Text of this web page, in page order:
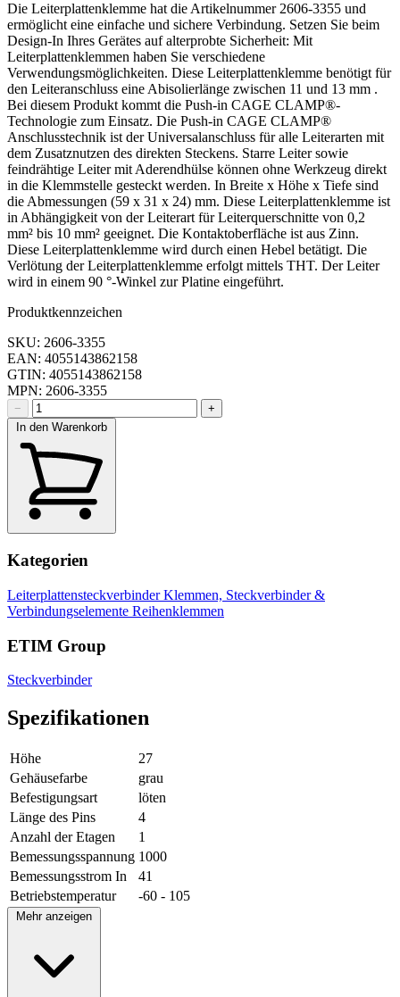
Die Leiterplattenklemme hat die Artikelnummer 2606-3355 und
ermöglicht eine einfache und sichere Verbindung. Setzen Sie beim
Design-In Ihres Gerätes auf alterprobte Sicherheit: Mit
Leiterplattenklemmen haben Sie verschiedene
Verwendungsmöglichkeiten. Diese Leiterplattenklemme benötigt für
den Leiteranschluss eine Abisolierlänge zwischen 11 und 13 mm .
Bei diesem Produkt kommt die Push-in CAGE CLAMP®-
Technologie zum Einsatz. Die Push-in CAGE CLAMP®
Anschlusstechnik ist der Universalanschluss für alle Leiterarten mit
dem Zusatznutzen des direkten Steckens. Starre Leiter sowie
feindrähtige Leiter mit Aderendhülse können ohne Werkzeug direkt
in die Klemmstelle gesteckt werden. In Breite x Höhe x Tiefe sind
die Abmessungen (59 x 31 x 24) mm. Diese Leiterplattenklemme ist
in Abhängigkeit von der Leiterart für Leiterquerschnitte von 0,2
mm² bis 10 mm² geeignet. Die Kontaktoberfläche ist aus Zinn.
Diese Leiterplattenklemme wird durch einen Hebel betätigt. Die
Verlötung der Leiterplattenklemme erfolgt mittels THT. Der Leiter
wird in einem 90 °-Winkel zur Platine eingeführt.
Produktkennzeichen
SKU: 2606-3355
EAN: 4055143862158
GTIN: 4055143862158
MPN: 2606-3355
−
+
In den Warenkorb
Kategorien
LeiterplattensteckverbinderKlemmen, Steckverbinder &
Verbindungselemente Reihenklemmen
ETIM Group
Steckverbinder
Spezifikationen
Höhe
27
Gehäusefarbe
grau
Befestigungsart
löten
Länge des Pins
4
Anzahl der Etagen
1
Bemessungsspannung 1000
Bemessungsstrom In
41
Betriebstemperatur
-60 - 105
Mehr anzeigen